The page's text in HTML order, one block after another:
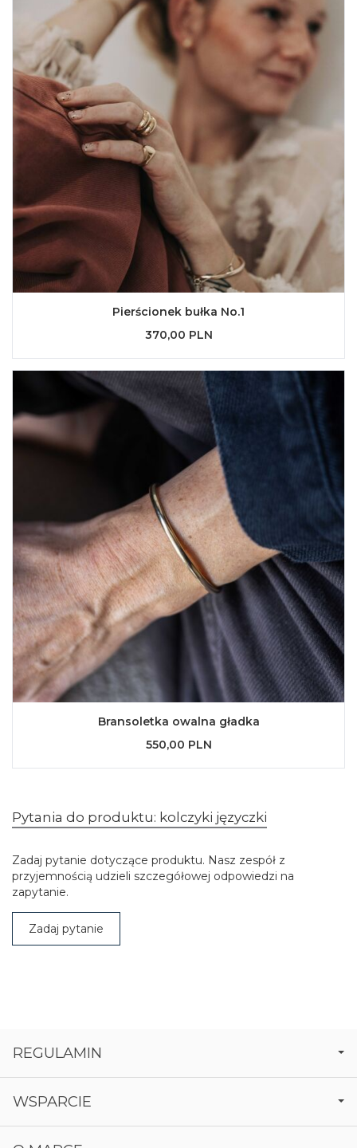
Pierścionek bułka No.1
370,00 PLN
Bransoletka owalna gładka
550,00 PLN
Pytania do produktu: kolczyki języczki
Zadaj pytanie dotyczące produktu. Nasz zespół z
przyjemnością udzieli szczegółowej odpowiedzi na
zapytanie.
Zadaj pytanie
REGULAMIN
WSPARCIE